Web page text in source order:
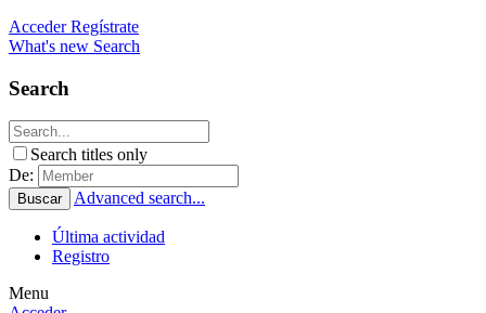
Acceder Regístrate
What's new Search
Search
Search titles only
De:
Buscar Advanced search...
Última actividad
Registro
Menu